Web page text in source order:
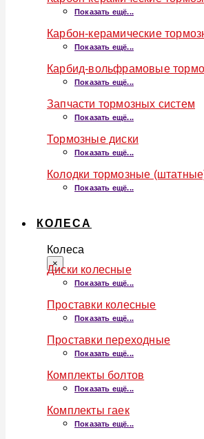
Показать ещё...
Карбон-керамические
Показать ещё...
Карбид-вольфрамовые
Показать ещё...
Запчасти тормозных систем
Показать ещё...
Тормозные диски
Показать ещё...
Колодки тормозные
Показать ещё...
КОЛЕСА
Колеса
×
Диски колесные
Показать ещё...
Проставки колесные
Показать ещё...
Проставки переходные
Показать ещё...
Комплекты болтов
Показать ещё...
Комплекты гаек
Показать ещё...